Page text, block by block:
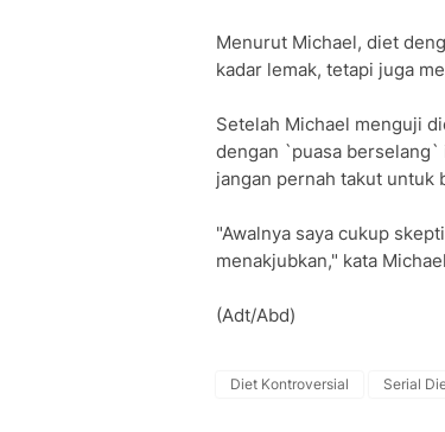
Menurut Michael, diet
kadar lemak, tetapi juga
Setelah Michael menguji
dengan `puasa berselang`
jangan pernah takut untuk
"Awalnya saya cukup
menakjubkan," kata
(Adt/Abd)
Diet Kontroversial Serial